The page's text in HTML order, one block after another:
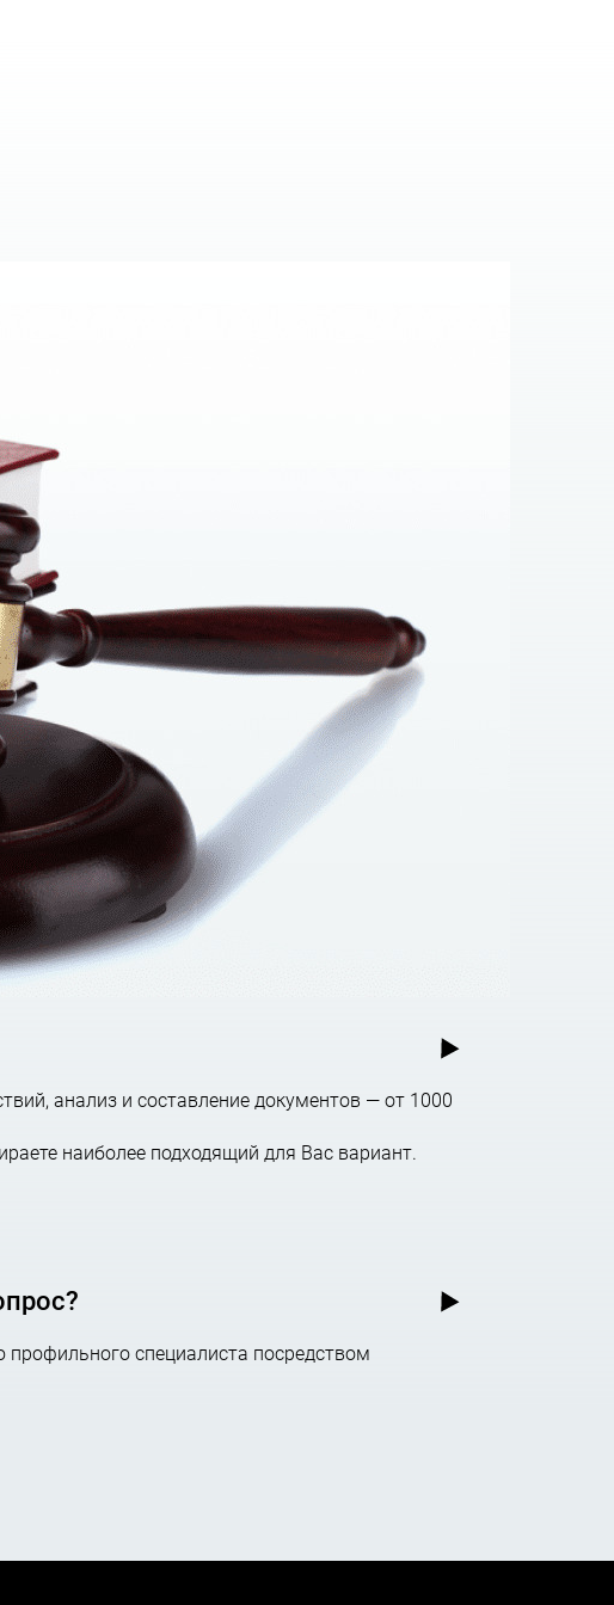
консультации.
сложные вызовы. Довольно часто хозяйствующие
так называемую «арбитражную оговорку» при
суд при Торгово-промышленной палате
суде при Торгово-промышленной палате
промышленной палате Украины?
грузовые таможенные декларации, платежные
при ТПП Украины
внешнеторговых и иных видов международных
анализ и составление документов — от 1000
наиболее подходящий для Вас вариант.
специалиста посредством